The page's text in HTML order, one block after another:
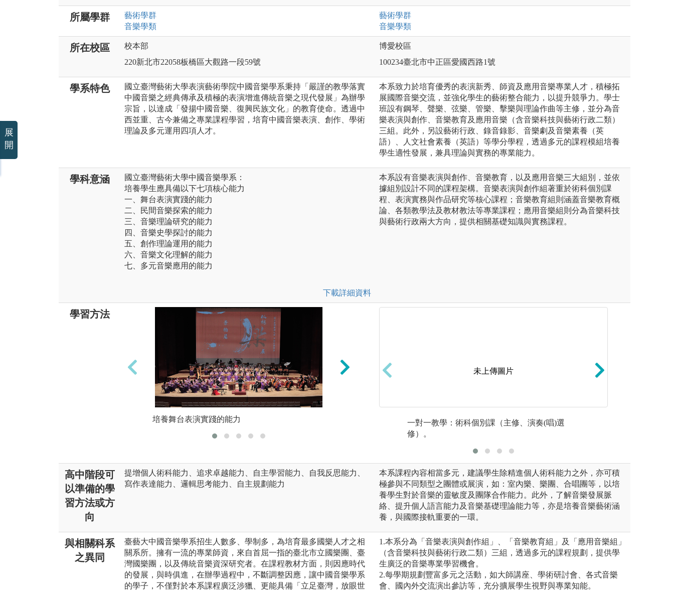
所屬學群 藝術學群
音樂學類
藝術學群
音樂學類
所在校區
校本部
220新北市22058板橋區大觀路一段59號
博愛校區
100234臺北市中正區愛國西路1號
學系特色
國立臺灣藝術大學表演藝術學院中國音樂學系秉持「嚴謹的教學落實
中國音樂之經典傳承及積極的表演增進傳統音樂之現代發展」為辦學
宗旨，以達成「發揚中國音樂、復興民族文化」的教育使命。透過中
西並重、古今兼備之專業課程學習，培育中國音樂表演、創作、學術
理論及多元運用四項人才。
本系致力於培育優秀的表演新秀、師資及應用音樂專業人才，積極拓
展國際音樂交流，並強化學生的藝術整合能力，以提升競爭力。學士
班設有鋼琴、聲樂、弦樂、管樂、擊樂與理論作曲等主修，並分為音
樂表演與創作、音樂教育及應用音樂（含音樂科技與藝術行政二類）
三組。此外，另設藝術行政、錄音錄影、音樂劇及音樂素養（英
語）、人文社會素養（英語）等學分學程，透過多元的課程模組培養
學生適性發展，兼具理論與實務的專業能力。
學科意涵
國立臺灣藝術大學中國音樂學系：
培養學生應具備以下七項核心能力
一、舞台表演實踐的能力
二、民間音樂探索的能力
三、音樂理論研究的能力
四、音樂史學探討的能力
五、創作理論運用的能力
六、音樂文化理解的能力
七、多元音樂應用的能力
下載詳細資料
本系設有音樂表演與創作、音樂教育，以及應用音樂三大組別，並依
據組別設計不同的課程架構。音樂表演與創作組著重於術科個別課
程、表演實務與作品研究等核心課程；音樂教育組則涵蓋音樂教育概
論、各類教學法及教材教法等專業課程；應用音樂組則分為音樂科技
與藝術行政兩大方向，提供相關基礎知識與實務課程。
學習方法
培養舞台表演實踐的能力 培養個人演奏的能力
未上傳圖片
一對一教學：術科個別課（主修、演奏(唱)選
修）。
高中階段可
以準備的學
習方法或方
向
提增個人術科能力、追求卓越能力、自主學習能力、自我反思能力、
寫作表達能力、邏輯思考能力、自主規劃能力
本系課程內容相當多元，建議學生除精進個人術科能力之外，亦可積
極參與不同類型之團體或展演，如：室內樂、樂團、合唱團等，以培
養學生對於音樂的靈敏度及團隊合作能力。此外，了解音樂發展脈
絡、提升個人語言能力及音樂基礎理論能力等，亦是培養音樂藝術涵
養，與國際接軌重要的一環。
與相關科系
之異同
臺藝大中國音樂學系招生人數多、學制多，為培育最多國樂人才之相
關系所。擁有一流的專業師資，來自首屈一指的臺北市立國樂團、臺
灣國樂團， 以及傳統音樂資深研究者。在課程教材方面，則因應時代
的發展，與時俱進，在辦學過程中，不斷調整因應，讓中國音樂學系
的學子，不僅對於本系課程廣泛涉獵、更能具備「立足臺灣，放眼世
1.本系分為「音樂表演與創作組」、「音樂教育組」及「應用音樂組」
（含音樂科技與藝術行政二類）三組，透過多元的課程規劃，提供學
生廣泛的音樂專業學習機會。
2.每學期規劃豐富多元之活動，如大師講座、學術研討會、各式音樂
會、國內外交流演出參訪等，充分擴展學生視野與專業知能。
展
開